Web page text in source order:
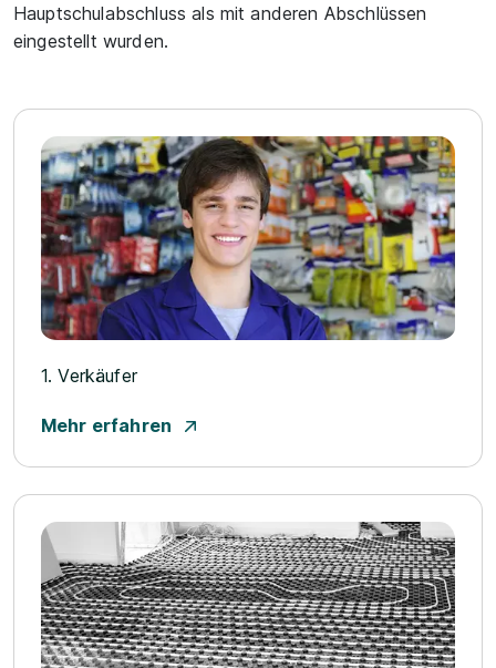
Hauptschulabschluss als mit anderen Abschlüssen
eingestellt wurden.
1. Verkäufer
Mehr erfahren